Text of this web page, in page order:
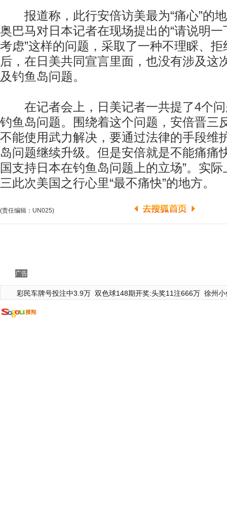
报道称，此行安倍访美最为“痛心”的
奥巴马对日本记者在现场提出的“请说明
考虑”这样的问题，采取了一种不理睬、
后，在日美共同宣言里面，也没有涉及这
及钓鱼岛问题。
在记者会上，日美记者一共提了4个问
钓鱼岛问题。围绕着这个问题，安倍晋三
不能使用武力解决，要通过法律的手段维
岛问题继续升级。但是安倍就是不能痛痛
国支持日本在钓鱼岛问题上的立场”。实
三此次美国之行心里“最不痛快”的地方。
(责任编辑：UN025)
广告
彩民车牌号投注中3.9万 双色球148期开奖:头奖11注666万 徐州